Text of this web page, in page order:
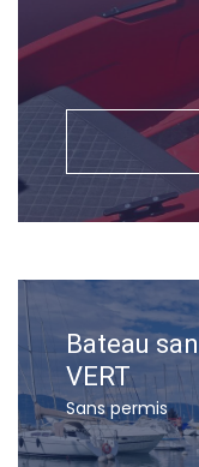
Bateau
VERT
Sans permis